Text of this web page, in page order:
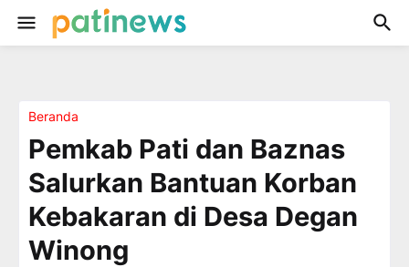
Beranda
Pemkab Pati dan Baznas
Salurkan Bantuan Korban
Kebakaran di Desa Degan
Winong